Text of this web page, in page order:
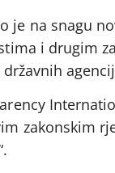
je na snagu
i drugim
zakonskim